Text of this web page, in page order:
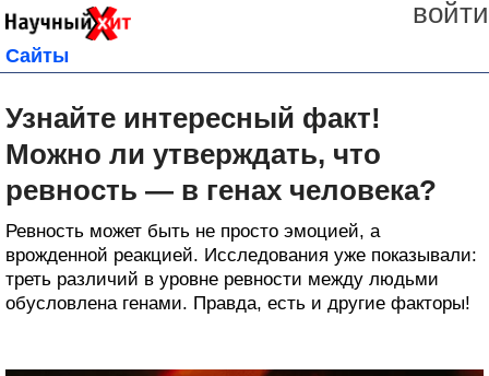
войти
Сайты
Узнайте интересный факт!
Можно ли утверждать, что
ревность — в генах человека?
Ревность может быть не просто эмоцией, а
врожденной реакцией. Исследования уже показывали:
треть различий в уровне ревности между людьми
обусловлена генами. Правда, есть и другие факторы!